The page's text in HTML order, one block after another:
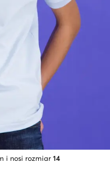
i nosi rozmiar 14